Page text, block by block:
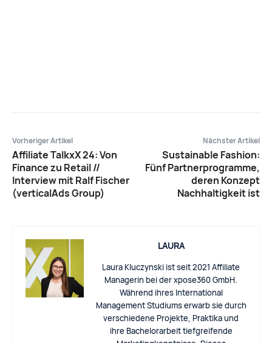
Vorheriger Artikel
Affiliate TalkxX 24: Von
Finance zu Retail //
Interview mit Ralf Fischer
(verticalAds Group)
Nächster Artikel
Sustainable Fashion:
Fünf Partnerprogramme,
deren Konzept
Nachhaltigkeit ist
LAURA
Laura Kluczynski ist seit 2021 Affiliate
Managerin bei der xpose360 GmbH.
Während ihres International
Management Studiums erwarb sie durch
verschiedene Projekte, Praktika und
ihre Bachelorarbeit tiefgreifende